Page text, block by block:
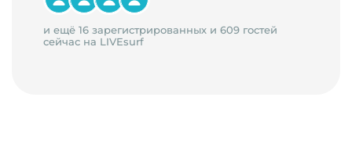
и ещё 16 зарегистрированных и 609 гостей
сейчас на LIVEsurf